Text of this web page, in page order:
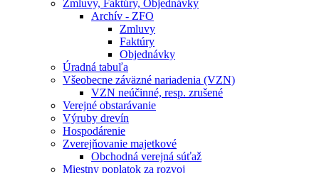
Zmluvy, Faktúry, Objednávky
Archív - ZFO
Zmluvy
Faktúry
Objednávky
Úradná tabuľa
Všeobecne záväzné nariadenia (VZN)
VZN neúčinné, resp. zrušené
Verejné obstarávanie
Výruby drevín
Hospodárenie
Zverejňovanie majetkové
Obchodná verejná súťaž
Miestny poplatok za rozvoj